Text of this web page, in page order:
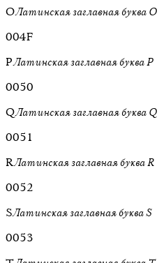
OЛатинская заглавная буква O
004F
PЛатинская заглавная буква P
0050
QЛатинская заглавная буква Q
0051
RЛатинская заглавная буква R
0052
SЛатинская заглавная буква S
0053